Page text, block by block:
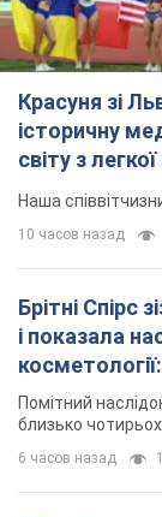
Красуня зі
історичну
світу з
Наша
10 часов назад
Брітні Спірс
і показала
місяць
Помітний
близько
6 часов назад